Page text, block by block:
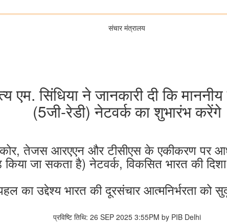
संचार मंत्रालय
एम. सिंधिया ने जानकारी दी कि
(5जी-रेडी) नेटवर्क का शुभारंभ करेंगे
कोर, तेजस आरएएन और टीसीएस के एकीकरण पर
जा सकता है) नेटवर्क, विकसित भारत की
का उद्देश्य भारत की दूरसंचार आत्मनिर्भरता को
प्रविष्टि तिथि: 26 SEP 2025 3:55PM by PIB Delhi